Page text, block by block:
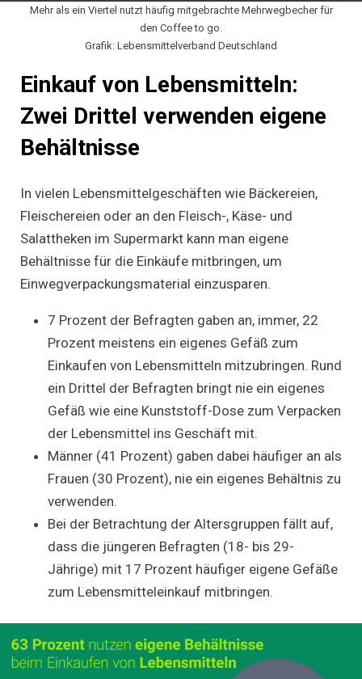
Mehr als ein Viertel nutzt häufig mitgebrachte Mehrwegbecher für
den Coffee to go.
Grafik: Lebensmittelverband Deutschland
Einkauf von Lebensmitteln:
Zwei Drittel verwenden eigene
Behältnisse
In vielen Lebensmittelgeschäften wie Bäckereien,
Fleischereien oder an den Fleisch-, Käse- und
Salattheken im Supermarkt kann man eigene
Behältnisse für die Einkäufe mitbringen, um
Einwegverpackungsmaterial einzusparen.
7 Prozent der Befragten gaben an, immer, 22
Prozent meistens ein eigenes Gefäß zum
Einkaufen von Lebensmitteln mitzubringen. Rund
ein Drittel der Befragten bringt nie ein eigenes
Gefäß wie eine Kunststoff-Dose zum Verpacken
der Lebensmittel ins Geschäft mit.
Männer (41 Prozent) gaben dabei häufiger an als
Frauen (30 Prozent), nie ein eigenes Behältnis zu
verwenden.
Bei der Betrachtung der Altersgruppen fällt auf,
dass die jüngeren Befragten (18- bis 29-
Jährige) mit 17 Prozent häufiger eigene Gefäße
zum Lebensmitteleinkauf mitbringen.